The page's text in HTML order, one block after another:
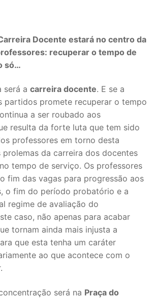
/ IPSS / MISERICÓRDIAS
CONTRATADOS
Docente estará no centro da
recuperar o tempo de
só…
será a carreira docente. E se a
partidos promete recuperar o tempo
a ser roubado aos
resulta da forte luta que tem sido
professores em torno desta
prolemas da carreira dos docentes
tempo de serviço. Os professores
fim das vagas para progressão aos
o fim do período probatório e a
regime de avaliação do
caso, não apenas para acabar
tornam ainda mais injusta a
que esta tenha um caráter
ao que acontece com o
será na Praça do